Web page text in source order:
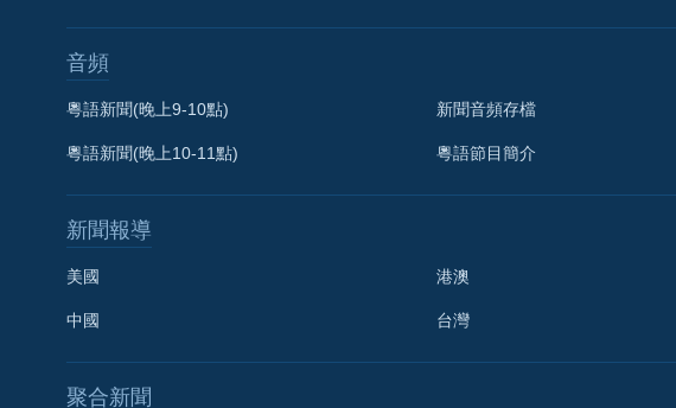
音頻
粵語新聞(晚上9-10點)
粵語新聞(晚上10-11點)
新聞音頻存檔
粵語節目簡介
新聞報導
美國
中國
港澳
台灣
聚合新聞